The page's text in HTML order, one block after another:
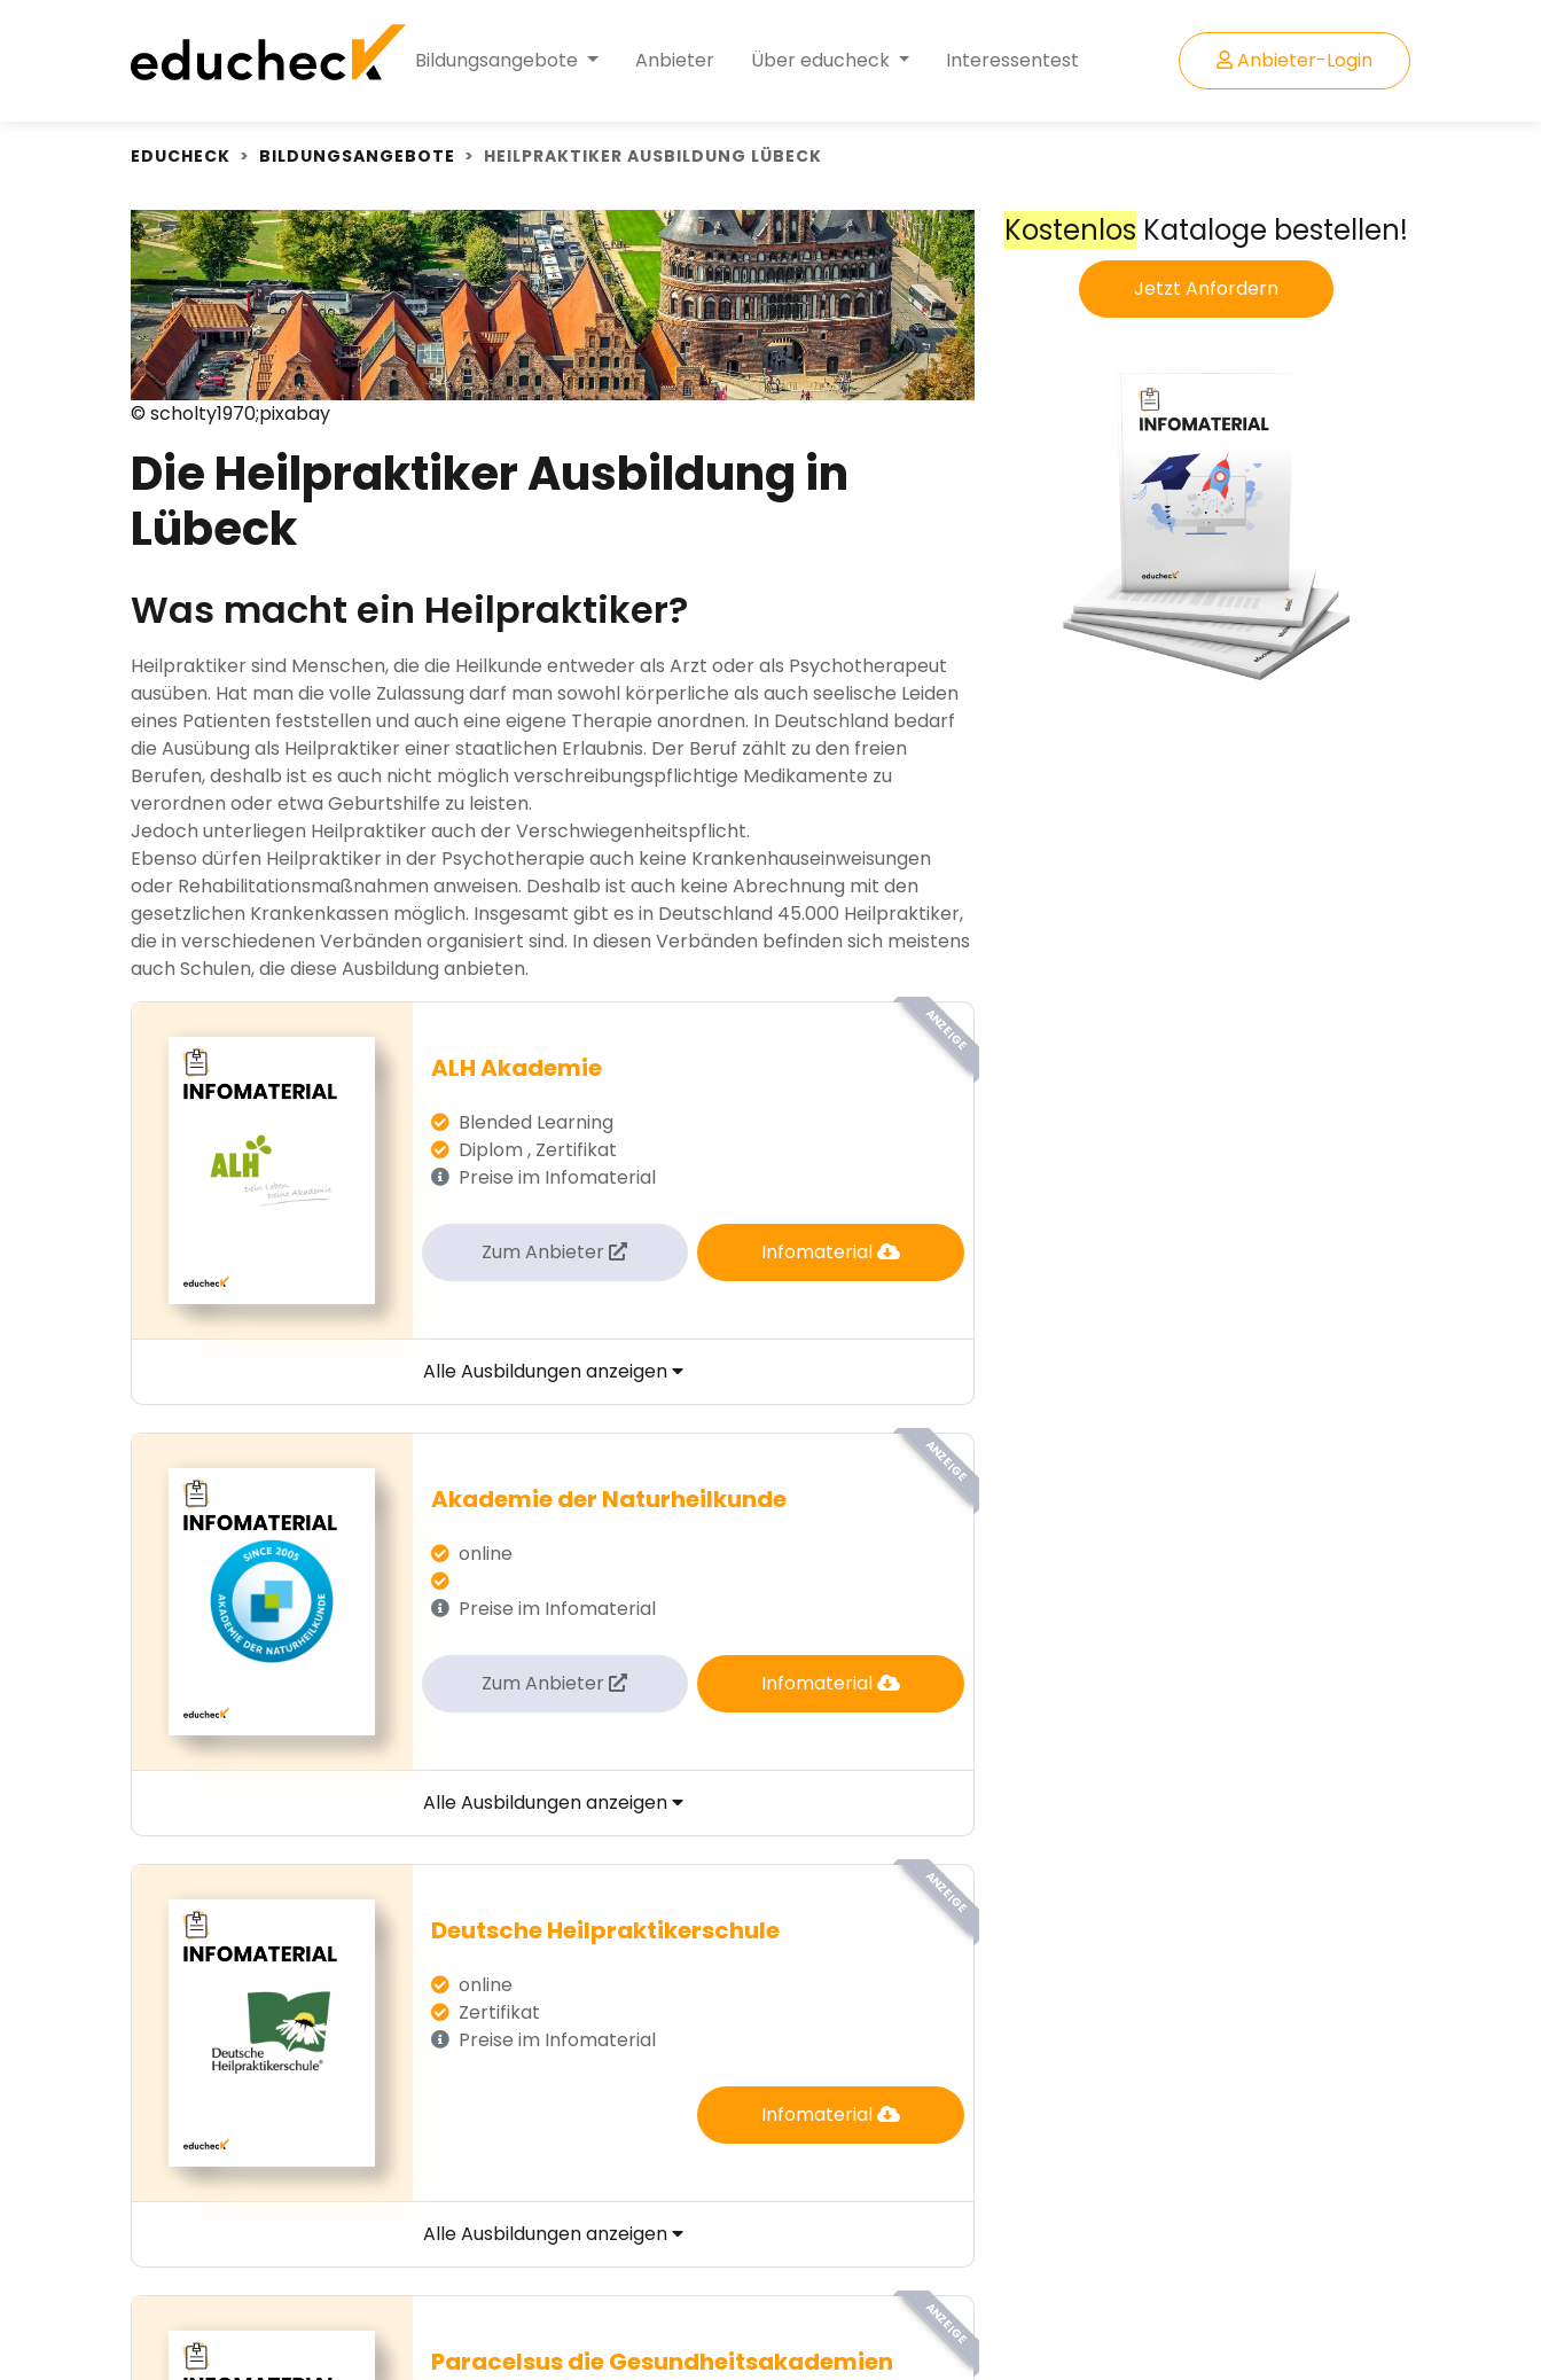
Bildungsangebote Anbieter Über educheck Interessentest Anbieter-Login
EDUCHECK BILDUNGSANGEBOTE HEILPRAKTIKER AUSBILDUNG LÜBECK
© scholty1970;pixabay
Die Heilpraktiker Ausbildung in
Lübeck
Was macht ein Heilpraktiker?
Heilpraktiker sind Menschen, die die Heilkunde entweder als Arzt oder als Psychotherapeut
ausüben. Hat man die volle Zulassung darf man sowohl körperliche als auch seelische Leiden
eines Patienten feststellen und auch eine eigene Therapie anordnen. In Deutschland bedarf
die Ausübung als Heilpraktiker einer staatlichen Erlaubnis. Der Beruf zählt zu den freien
Berufen, deshalb ist es auch nicht möglich verschreibungspflichtige Medikamente zu
verordnen oder etwa Geburtshilfe zu leisten.
Jedoch unterliegen Heilpraktiker auch der Verschwiegenheitspflicht.
Ebenso dürfen Heilpraktiker in der Psychotherapie auch keine Krankenhauseinweisungen
oder Rehabilitationsmaßnahmen anweisen. Deshalb ist auch keine Abrechnung mit den
gesetzlichen Krankenkassen möglich. Insgesamt gibt es in Deutschland 45.000 Heilpraktiker,
die in verschiedenen Verbänden organisiert sind. In diesen Verbänden befinden sich meistens
auch Schulen, die diese Ausbildung anbieten.
ANZEIGE
ALH Akademie
Blended Learning
Diplom , Zertifikat
Preise im Infomaterial
Zum Anbieter Infomaterial
Alle Ausbildungen anzeigen
ANZEIGE
Akademie der Naturheilkunde
online
Preise im Infomaterial
Zum Anbieter Infomaterial
Alle Ausbildungen anzeigen
ANZEIGE
Deutsche Heilpraktikerschule
online
Zertifikat
Preise im Infomaterial
Infomaterial
Alle Ausbildungen anzeigen
ANZEIGE
Paracelsus die Gesundheitsakademien
Kostenlos Kataloge bestellen!
Jetzt Anfordern